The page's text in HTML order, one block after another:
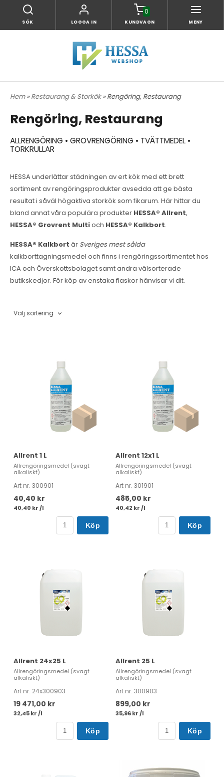
SÖK LOGGA IN
0
KUNDVAGN MENY
Hem»Restaurang & Storkök» Rengöring, Restaurang
Rengöring, Restaurang
ALLRENGÖRING • GROVRENGÖRING • TVÄTTMEDEL •
TORKRULLAR
HESSA underlättar städningen av ert kök med ett brett
sortiment av rengöringsprodukter avsedda att ge bästa
resultat i såväl högaktiva storkök som fikarum. Här hittar du
bland annat våra populära produkter HESSA® Allrent,
HESSA® Grovrent Multioch HESSA® Kalkbort.
HESSA® Kalkbort är Sveriges mest sålda
kalkborttagningsmedel och finns i rengöringssortimentet hos
ICA och Överskottsbolaget samt andra välsorterade
butikskedjor. För köp av enstaka flaskor hänvisar vi dit.
Välj sortering
Allrent 1 L
Allrengöringsmedel (svagt
alkaliskt)
Art nr. 300901
40,40 kr
40,40 kr /l
Köp
Allrent 12x1 L
Allrengöringsmedel (svagt
alkaliskt)
Art nr. 301901
485,00 kr
40,42 kr /l
Köp
Allrent 24x25 L
Allrengöringsmedel (svagt
alkaliskt)
Art nr. 24x300903
19 471,00 kr
32,45 kr /l
Köp
Allrent 25 L
Allrengöringsmedel (svagt
alkaliskt)
Art nr. 300903
899,00 kr
35,96 kr /l
Köp